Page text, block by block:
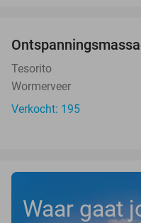
SOLD
OUT
Tesorito
Wormerveer
Verkocht: 195
Waar gaat